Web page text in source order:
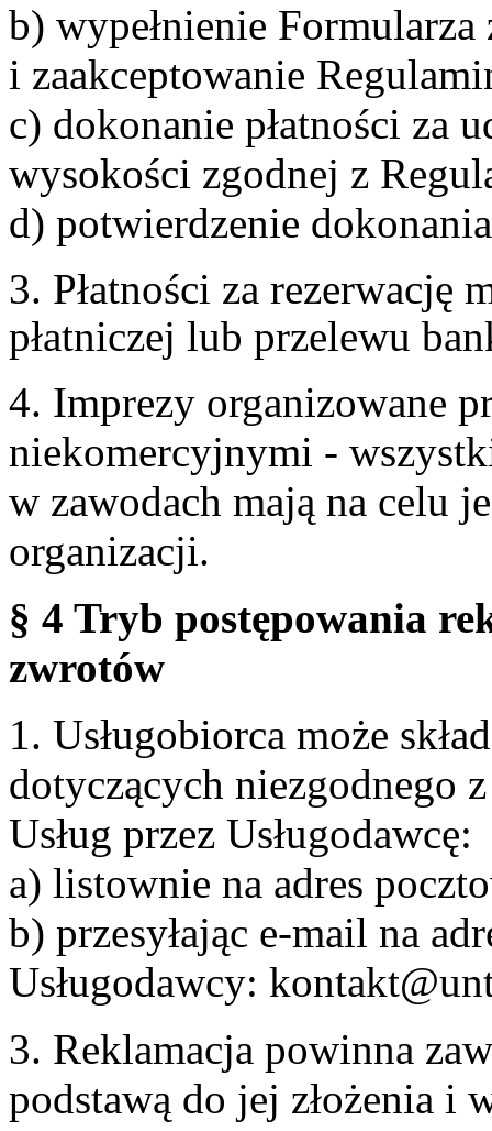
b) wypełnienie Formularza
i zaakceptowanie
c) dokonanie płatności za
wysokości zgodnej z
d) potwierdzenie
3. Płatności za rezerwację
płatniczej lub przelewu
4. Imprezy organizowane
niekomercyjnymi -
w zawodach mają na celu
organizacji.
§ 4 Tryb postępowania
zwrotów
1. Usługobiorca może
dotyczących niezgodnego
Usług przez Usługodawcę:
a) listownie na adres
b) przesyłając e-mail na
Usługodawcy:
3. Reklamacja powinna
podstawą do jej złożenia i